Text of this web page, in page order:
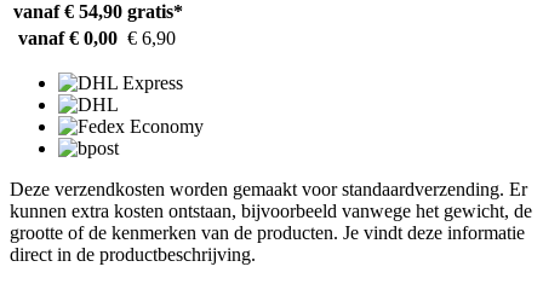
vanaf € 54,90 gratis*
vanaf € 0,00 € 6,90
Deze verzendkosten worden gemaakt voor standaardverzending. Er
kunnen extra kosten ontstaan, bijvoorbeeld vanwege het gewicht, de
grootte of de kenmerken van de producten. Je vindt deze informatie
direct in de productbeschrijving.